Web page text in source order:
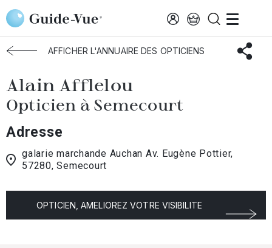
Aller au contenu principal
Accueil Choisir mon opticien Semecourt Alain Afflelou
AFFICHER L'ANNUAIRE DES OPTICIENS
Alain Afflelou
Opticien à Semecourt
Adresse
galarie marchande Auchan Av. Eugène Pottier,
57280, Semecourt
OPTICIEN, AMELIOREZ VOTRE VISIBILITE